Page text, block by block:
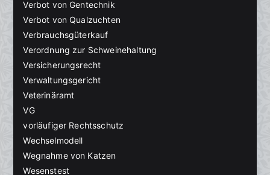
Verbot von Gentechnik
Verbot von Qualzuchten
Verbrauchsgüterkauf
Verordnung zur Schweinehaltung
Versicherungsrecht
Verwaltungsgericht
Veterinäramt
VG
vorläufiger Rechtsschutz
Wechselmodell
Wegnahme von Katzen
Wesenstest